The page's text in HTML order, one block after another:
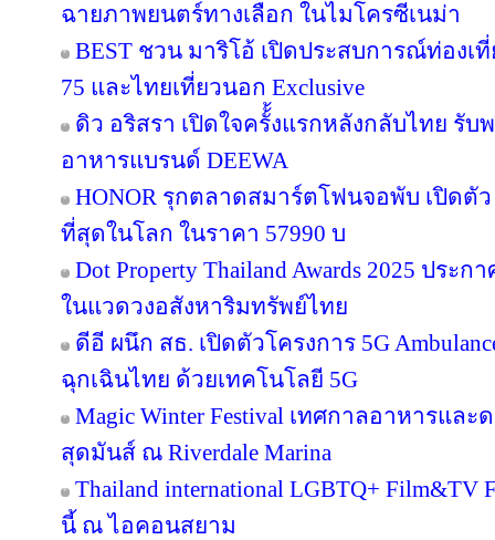
ฉายภาพยนตร์ทางเลือก ในไมโครซีเนม่า
BEST ชวน มาริโอ้ เปิดประสบการณ์ท่องเ
75 และไทยเที่ยวนอก Exclusive
ดิว อริสรา เปิดใจครั้้งแรกหลังกลับไทย รั
อาหารแบรนด์ DEEWA
HONOR รุกตลาดสมาร์ตโฟนจอพับ เปิดตัว
ที่สุดในโลก ในราคา 57990 บ
Dot Property Thailand Awards 2025 ประ
ในแวดวงอสังหาริมทรัพย์ไทย
ดีอี ผนึก สธ. เปิดตัวโครงการ 5G
ฉุกเฉินไทย ด้วยเทคโนโลยี 5G
Magic Winter Festival เทศกาลอาหารแ
สุดมันส์ ณ Riverdale Marina
Thailand international LGBTQ+ Film&TV
นี้ ณ ไอคอนสยาม